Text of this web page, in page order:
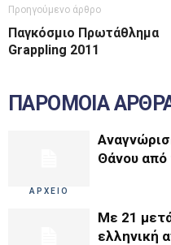
Προηγούμενο άρθρο
Παγκόσμιο Πρωτάθλημα
Grappling 2011
ΠΑΡΟΜΟΙΑ
ΑΡΧΕΙΟ
Θάνου από
Με 21
ελληνική